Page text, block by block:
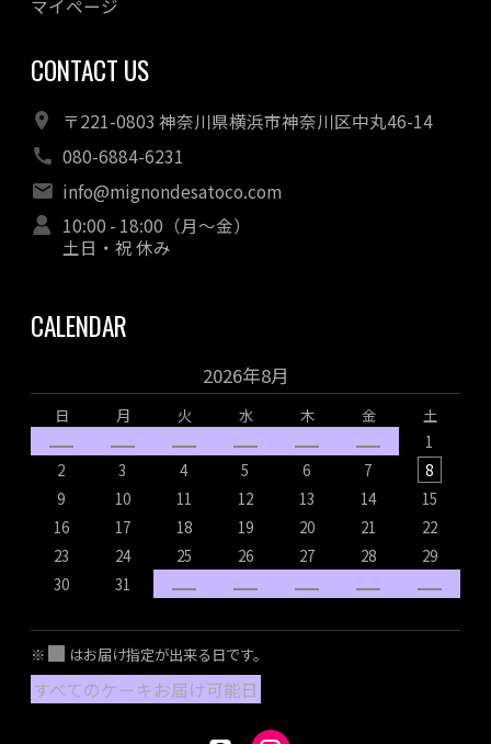
マイページ
CONTACT US
〒221-0803 神奈川県横浜市神奈川区中丸46-14
080-6884-6231
info@mignondesatoco.com
10:00 - 18:00（月～金）
土日・祝 休み
CALENDAR
2026年8月
日 月 火 水 木 金
土
1
2
3 4 5 6 7
8
9
10 11 12 13 14
15
16
17 18 19 20 21
22
23
24 25 26 27 28
29
30
31
※ はお届け指定が出来る日です。
すべてのケーキお届け可能日